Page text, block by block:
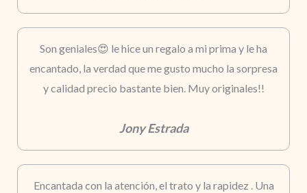
Son geniales😍 le hice un regalo a mi prima y le ha
encantado, la verdad que me gusto mucho la sorpresa
y calidad precio bastante bien. Muy originales!!
Jony Estrada
Encantada con la atención, el trato y la rapidez . Una